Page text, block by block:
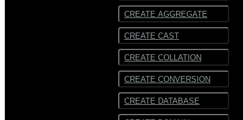
CREATE AGGREGATE
CREATE CAST
CREATE COLLATION
CREATE CONVERSION
CREATE DATABASE